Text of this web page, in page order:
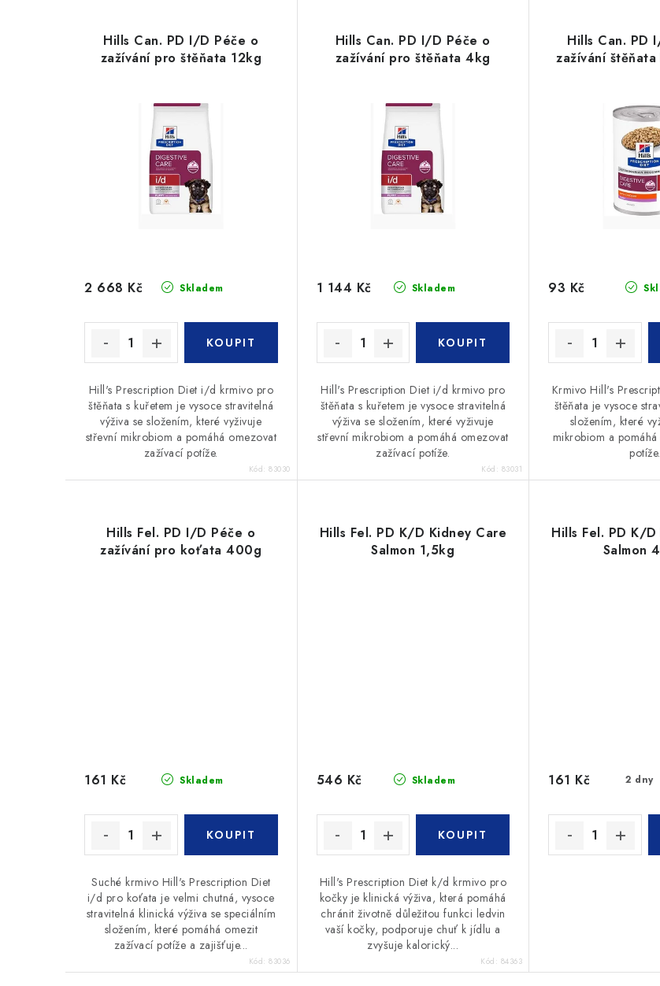
Hills Can. PD I/D Péče o
zažívání pro štěňata 12kg
Skladem
2 668 Kč
Hill's Prescription Diet i/d krmivo pro
štěňata s kuřetem je vysoce stravitelná
výživa se složením, které vyživuje
střevní mikrobiom a pomáhá omezovat
zažívací potíže.
Kód: 83030
Hills Can. PD I/D Péče o
zažívání pro štěňata 4kg
Skladem
1 144 Kč
Hill's Prescription Diet i/d krmivo pro
štěňata s kuřetem je vysoce stravitelná
výživa se složením, které vyživuje
střevní mikrobiom a pomáhá omezovat
zažívací potíže.
Kód: 83031
Hills Can. PD
zažívání
93 Kč
Krmivo Hill's
štěňata je vysoce
složením, které
mikrobiom a
potíže.
Hills Fel. PD I/D Péče o
zažívání pro koťata 400g
Skladem
161 Kč
Suché krmivo Hill's Prescription Diet
i/d pro koťata je velmi chutná, vysoce
stravitelná klinická výživa se speciálním
složením, které pomáhá omezit
zažívací potíže a zajišťuje...
Kód: 83036
Hills Fel. PD K/D Kidney Care
Salmon 1,5kg
Skladem
546 Kč
Hill's Prescription Diet k/d krmivo pro
kočky je klinická výživa, která pomáhá
chránit životně důležitou funkci ledvin
vaší kočky, podporuje chuť k jídlu a
zvyšuje kalorický...
Kód: 84363
Hills Fel. PD K/
Salmon
2 dny
161 Kč